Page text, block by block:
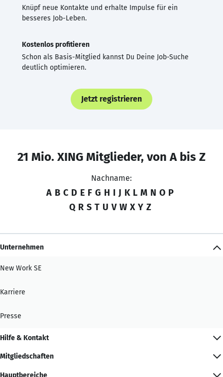
Knüpf neue Kontakte und erhalte Impulse für ein
besseres Job-Leben.
Kostenlos profitieren
Schon als Basis-Mitglied kannst Du Deine Job-Suche
deutlich optimieren.
Jetzt registrieren
21 Mio. XING Mitglieder, von A bis Z
Nachname:
A B C D E F G H I J K L M N O P
Q R S T U V W X Y Z
Unternehmen
New Work SE
Karriere
Presse
Hilfe & Kontakt
Mitgliedschaften
Hauptbereiche